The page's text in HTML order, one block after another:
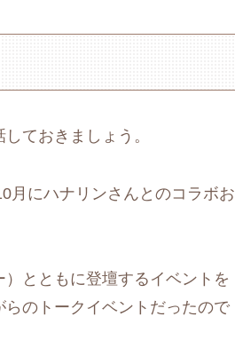
ておきましょう。
月にハナリンさんとのコラボお
とともに登壇するイベントを
のトークイベントだったので